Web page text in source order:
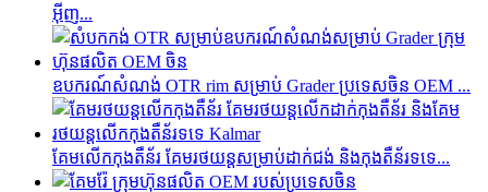
អ៊ីញ...
ឧបករណ៍សំណង់ OTR rim សម្រាប់ Grader ប្រទេសចិន OEM ...
គែមលើកកុងតឺន័រ គែមរថយន្តសម្រាប់ដាក់ជង់ និងកុងតឺន័រទទេ...